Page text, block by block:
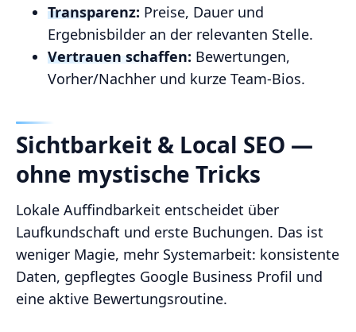
Transparenz: Preise, Dauer und
Ergebnisbilder an der relevanten Stelle.
Vertrauen schaffen: Bewertungen,
Vorher/Nachher und kurze Team‑Bios.
Sichtbarkeit & Local SEO —
ohne mystische Tricks
Lokale Auffindbarkeit entscheidet über
Laufkundschaft und erste Buchungen. Das ist
weniger Magie, mehr Systemarbeit: konsistente
Daten, gepflegtes Google Business Profil und
eine aktive Bewertungsroutine.